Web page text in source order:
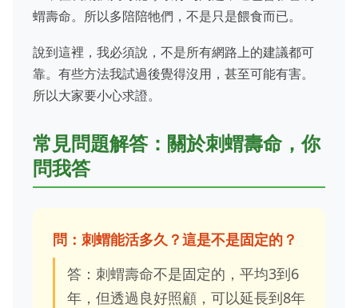
蝟壽命。所以多陪陪牠們，不是只是餵食而已。
說到這裡，我必須說，不是所有網路上的建議都可
靠。有些方法我試過後覺得沒用，甚至可能有害。
所以大家要小心求證。
常見問題解答：關於刺蝟壽命，你
問我答
問：刺蝟能活多久？這是不是固定的？
答：刺蝟壽命不是固定的，平均3到6
年，但透過良好照顧，可以延長到8年